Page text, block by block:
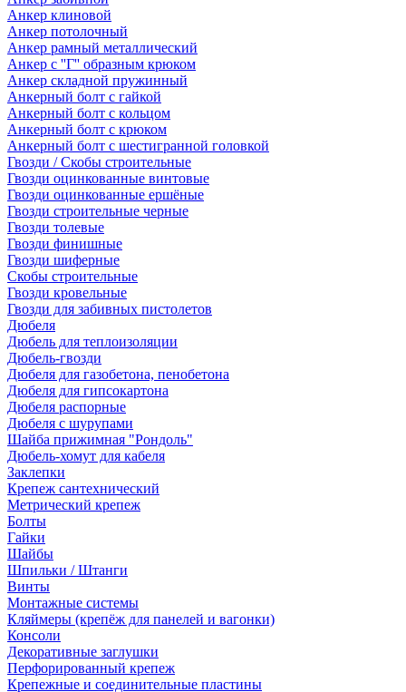
Анкер клиновой
Анкер потолочный
Анкер рамный металлический
Анкер с ''Г'' образным крюком
Анкер складной пружинный
Анкерный болт с гайкой
Анкерный болт с кольцом
Анкерный болт с крюком
Анкерный болт с шестигранной головкой
Гвозди / Скобы строительные
Гвозди оцинкованные винтовые
Гвозди оцинкованные ершёные
Гвозди строительные черные
Гвозди толевые
Гвозди финишные
Гвозди шиферные
Скобы строительные
Гвозди кровельные
Гвозди для забивных пистолетов
Дюбеля
Дюбель для теплоизоляции
Дюбель-гвозди
Дюбеля для газобетона, пенобетона
Дюбеля для гипсокартона
Дюбеля распорные
Дюбеля с шурупами
Шайба прижимная "Рондоль"
Дюбель-хомут для кабеля
Заклепки
Крепеж сантехнический
Метрический крепеж
Болты
Гайки
Шайбы
Шпильки / Штанги
Винты
Монтажные системы
Кляймеры (крепёж для панелей и вагонки)
Консоли
Декоративные заглушки
Перфорированный крепеж
Крепежные и соединительные пластины